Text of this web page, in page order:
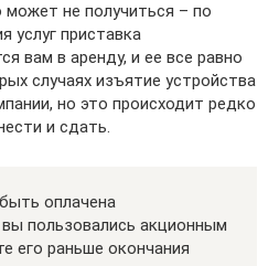
не получиться – по
услуг приставка
вам в аренду, и ее все равно
случаях изъятие устройства
но это происходит редко
и сдать.
оплачена
пользовались акционным
его раньше окончания